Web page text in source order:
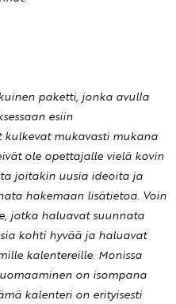
paketti, jonka avulla
esiin
kulkevat mukavasti mukana
ole opettajalle vielä kovin
joitakin uusia ideoita ja
hakemaan lisätietoa. Voin
jotka haluavat suunnata
kohti hyvää ja haluavat
kalentereille. Monissa
on isompana
kalenteri on erityisesti